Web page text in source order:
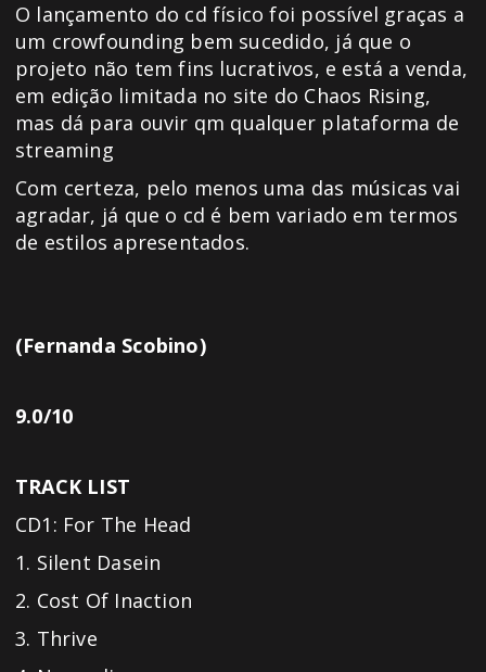
O lançamento do cd físico foi possível graças a
um crowfounding bem sucedido, já que o
projeto não tem fins lucrativos, e está a venda,
em edição limitada no site do Chaos Rising,
mas dá para ouvir qm qualquer plataforma de
streaming
Com certeza, pelo menos uma das músicas vai
agradar, já que o cd é bem variado em termos
de estilos apresentados.
(Fernanda Scobino)
9.0/10
TRACK LIST
CD1: For The Head
1. Silent Dasein
2. Cost Of Inaction
3. Thrive